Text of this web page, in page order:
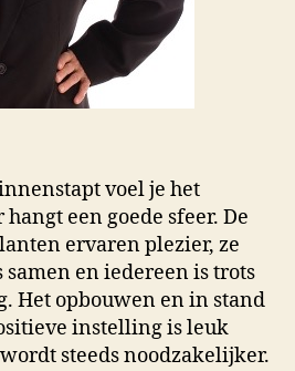
voel je het
een goede sfeer. De
ervaren plezier, ze
en iedereen is trots
Het opbouwen en in stand
instelling is leuk
steeds noodzakelijker.